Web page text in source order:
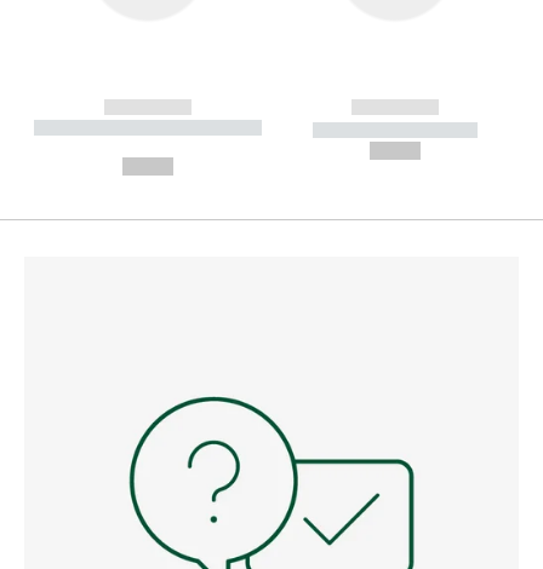
------------
----------- ----------- --------
------------
----------- -----------